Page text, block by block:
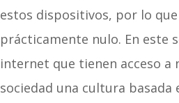
estos dispositivos, por lo
prácticamente nulo. En este
internet que tienen acceso
sociedad una cultura basada